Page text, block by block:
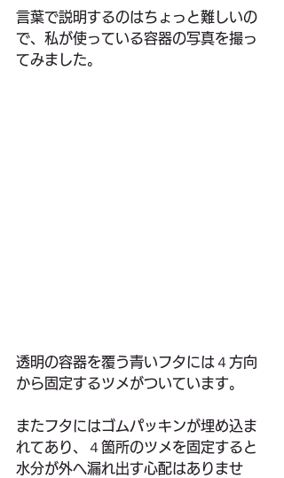
言葉で説明するのはちょっと難しいの
で、私が使っている容器の写真を撮っ
てみました。
透明の容器を覆う青いフタには４方向
から固定するツメがついています。
またフタにはゴムパッキンが埋め込ま
れてあり、４箇所のツメを固定すると
水分が外へ漏れ出す心配はありませ